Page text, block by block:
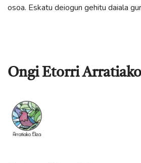
osoa. Eskatu deiogun gehitu daiala
Ongi Etorri